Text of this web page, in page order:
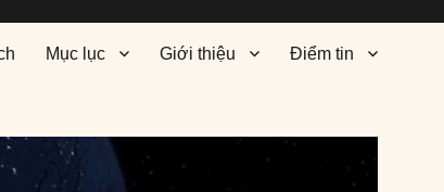
Mục lục Giới thiệu Điểm tin